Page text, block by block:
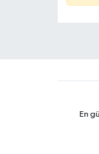
En